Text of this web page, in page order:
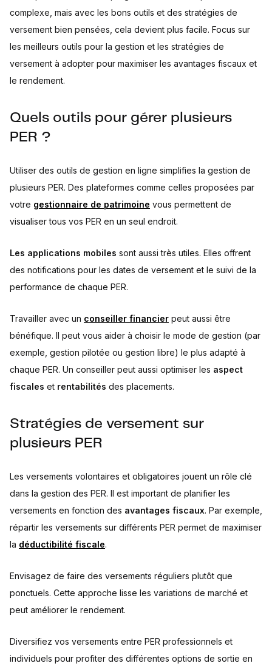
complexe, mais avec les bons outils et des stratégies de
versement bien pensées, cela devient plus facile. Focus sur
les meilleurs outils pour la gestion et les stratégies de
versement à adopter pour maximiser les avantages fiscaux et
le rendement.
Quels outils pour gérer plusieurs
PER ?
Utiliser des outils de gestion en ligne simplifies la gestion de
plusieurs PER. Des plateformes comme celles proposées par
votre gestionnaire de patrimoine vous permettent de
visualiser tous vos PER en un seul endroit.
Les applications mobiles sont aussi très utiles. Elles offrent
des notifications pour les dates de versement et le suivi de la
performance de chaque PER.
Travailler avec un conseiller financier peut aussi être
bénéfique. Il peut vous aider à choisir le mode de gestion (par
exemple, gestion pilotée ou gestion libre) le plus adapté à
chaque PER. Un conseiller peut aussi optimiser les aspect
fiscales et rentabilités des placements.
Stratégies de versement sur
plusieurs PER
Les versements volontaires et obligatoires jouent un rôle clé
dans la gestion des PER. Il est important de planifier les
versements en fonction des avantages fiscaux. Par exemple,
répartir les versements sur différents PER permet de maximiser
la déductibilité fiscale.
Envisagez de faire des versements réguliers plutôt que
ponctuels. Cette approche lisse les variations de marché et
peut améliorer le rendement.
Diversifiez vos versements entre PER professionnels et
individuels pour profiter des différentes options de sortie en